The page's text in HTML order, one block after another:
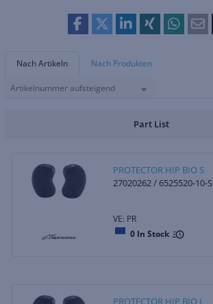
Nach Artikeln Nach Produkten
Artikelnummer aufsteigend
Part List
PROTECTOR HIP BIO S
27020262 / 6525520-10-S
VE: PR
0 In Stock
PROTECTOR HIP BIO L